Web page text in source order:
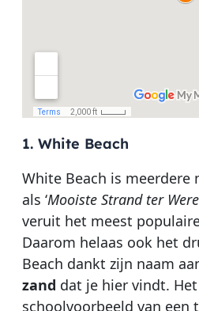
1. White Beach
White Beach is meerdere
als ‘Mooiste Strand ter
veruit het meest
Daarom helaas ook het
Beach dankt zijn naam
zand dat je hier vindt.
schoolvoorbeeld van een